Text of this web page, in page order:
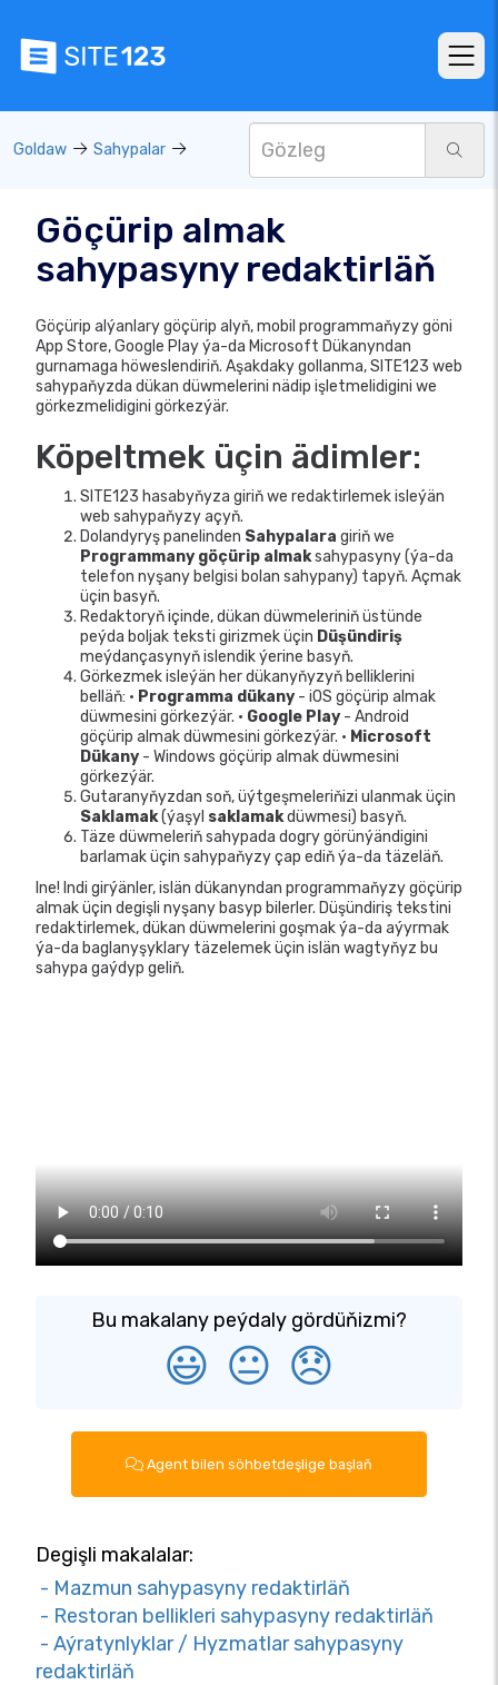
Goldaw Sahypalar
Göçürip almak
sahypasyny redaktirläň
Göçürip alýanlary göçürip alyň, mobil programmaňyzy göni
App Store, Google Play ýa-da Microsoft Dükanyndan
gurnamaga höweslendiriň. Aşakdaky gollanma, SITE123 web
sahypaňyzda dükan düwmelerini nädip işletmelidigini we
görkezmelidigini görkezýär.
Köpeltmek üçin ädimler:
SITE123 hasabyňyza giriň we redaktirlemek isleýän
web sahypaňyzy açyň.
Dolandyryş panelinden Sahypalara giriň we
Programmany göçürip almaksahypasyny (ýa-da
telefon nyşany belgisi bolan sahypany) tapyň. Açmak
üçin basyň.
Redaktoryň içinde, dükan düwmeleriniň üstünde
peýda boljak teksti girizmek üçin Düşündiriş
meýdançasynyň islendik ýerine basyň.
Görkezmek isleýän her dükanyňyzyň belliklerini
belläň: • Programma dükany - iOS göçürip almak
düwmesini görkezýär. • Google Play - Android
göçürip almak düwmesini görkezýär. • Microsoft
Dükany - Windows göçürip almak düwmesini
görkezýär.
Gutaranyňyzdan soň, üýtgeşmeleriňizi ulanmak üçin
Saklamak(ýaşyl saklamakdüwmesi) basyň.
Täze düwmeleriň sahypada dogry görünýändigini
barlamak üçin sahypaňyzy çap ediň ýa-da täzeläň.
Ine! Indi girýänler, islän dükanyndan programmaňyzy göçürip
almak üçin degişli nyşany basyp bilerler. Düşündiriş tekstini
redaktirlemek, dükan düwmelerini goşmak ýa-da aýyrmak
ýa-da baglanyşyklary täzelemek üçin islän wagtyňyz bu
sahypa gaýdyp geliň.
Bu makalany peýdaly gördüňizmi?
😃 😐 😞
Agent bilen söhbetdeşlige başlaň
Degişli makalalar:
- Mazmun sahypasyny redaktirläň
- Restoran bellikleri sahypasyny redaktirläň
- Aýratynlyklar / Hyzmatlar sahypasyny
redaktirläň